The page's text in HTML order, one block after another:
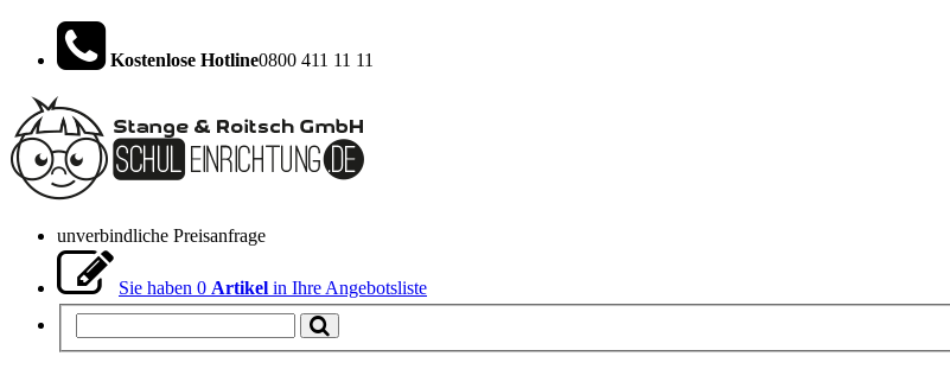
Kostenlose Hotline0800 411 11 11
unverbindliche Preisanfrage
Sie haben 0 Artikel in Ihre Angebotsliste